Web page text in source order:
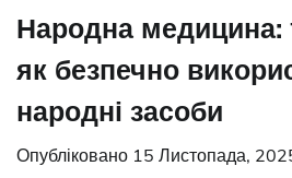
Народна медицина:
як безпечно
народні засоби
Опубліковано 15 Листопада,